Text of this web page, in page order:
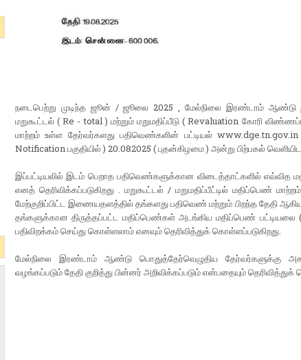
நடைபெற்று முடிந்த ஜூன் / ஜூலை 2025 , மேல்நிலை இரண்டாம் ஆண்டு
மறுகூட்டல் ( Re - total ) மற்றும் மறுமதிப்பீடு ( Revaluation கோரி
மாற்றம் உள்ள தேர்வர்களது பதிவெண்களின் பட்டியல்
Notification பகுதியில் ) 20.082025 ( புதன்கிழமை ) அன்று பிற்பகல்
இப்பட்டியலில் இடம் பெறாத பதிவெண்களுக்கான விடைத்தாட்களில் எவ்வித
எனத் தெரிவிக்கப்படுகிறது . மறுகூட்டல் / மறுமதிப்பீட்டில் மதிப்பெண்
மேற்குறிப்பிட்ட இணையதளத்தில் தங்களது பதிவெண் மற்றும் பிறந்த தேதி
தங்களுக்கான திருத்தப்பட்ட மதிப்பெண்கள் அடங்கிய மதிப்பெண்
பதிவிறக்கம் செய்து கொள்ளலாம் எனவும் தெரிவித்துக் கொள்ளப்படுகிறது.
மேல்நிலை இரண்டாம் ஆண்டு பொதுத்தேர்வெழுதிய தேர்வர்களுக்கு
வழங்கப்படும் தேதி குறித்து பின்னர் அறிவிக்கப்படும் என்பதையும் தெரிவித்துக்